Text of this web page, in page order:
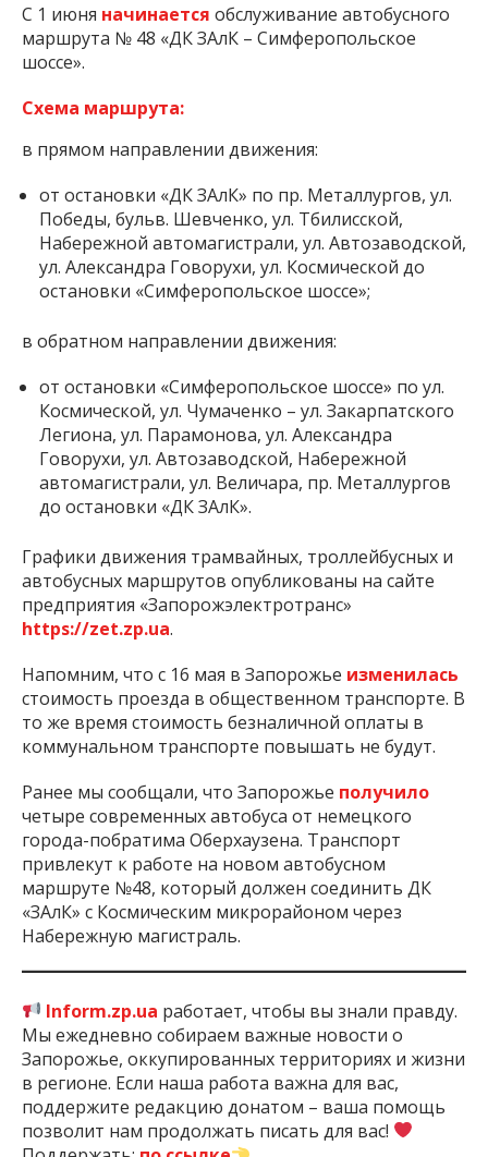
С 1 июня начинается обслуживание автобусного
маршрута № 48 «ДК ЗАлК – Симферопольское
шоссе».
Схема маршрута:
в прямом направлении движения:
от остановки «ДК ЗАлК» по пр. Металлургов, ул.
Победы, бульв. Шевченко, ул. Тбилисской,
Набережной автомагистрали, ул. Автозаводской,
ул. Александра Говорухи, ул. Космической до
остановки «Симферопольское шоссе»;
в обратном направлении движения:
от остановки «Симферопольское шоссе» по ул.
Космической, ул. Чумаченко – ул. Закарпатского
Легиона, ул. Парамонова, ул. Александра
Говорухи, ул. Автозаводской, Набережной
автомагистрали, ул. Величара, пр. Металлургов
до остановки «ДК ЗАлК».
Графики движения трамвайных, троллейбусных и
автобусных маршрутов опубликованы на сайте
предприятия «Запорожэлектротранс»
https://zet.zp.ua.
Напомним, что с 16 мая в Запорожье изменилась
стоимость проезда в общественном транспорте. В
то же время стоимость безналичной оплаты в
коммунальном транспорте повышать не будут.
Ранее мы сообщали, что Запорожье получило
четыре современных автобуса от немецкого
города-побратима Оберхаузена. Транспорт
привлекут к работе на новом автобусном
маршруте №48, который должен соединить ДК
«ЗАлК» с Космическим микрорайоном через
Набережную магистраль.
Inform.zp.ua работает, чтобы вы знали правду.
Мы ежедневно собираем важные новости о
Запорожье, оккупированных территориях и жизни
в регионе. Если наша работа важна для вас,
поддержите редакцию донатом – ваша помощь
позволит нам продолжать писать для вас!